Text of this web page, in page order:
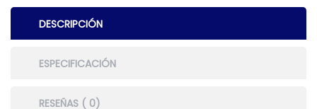
DESCRIPCIÓN
ESPECIFICACIÓN
RESEÑAS ( 0)